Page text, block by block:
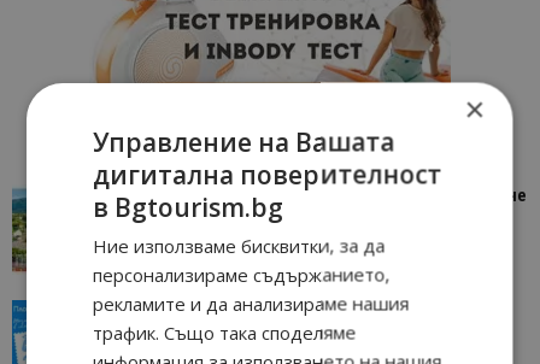
“Пощенска картичка от…”: Петрич – Изживяване
отвъд очакваното
Петрич 11/07/2026 11:22
“Пощенска картичка от…”: Пловдив, градът на
всички времена
×
Управление на Вашата
дигитална поверителност
в Bgtourism.bg
Ние използваме бисквитки, за да
персонализираме съдържанието,
рекламите и да анализираме нашия
трафик. Също така споделяме